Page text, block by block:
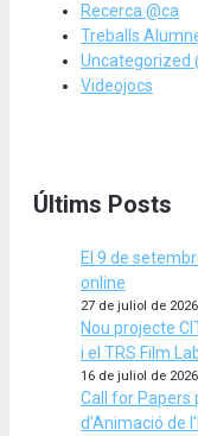
Recerca @ca
Treballs
Uncategorized
Videojocs
Últims Posts
El 9 de
online
27 de juliol de 2026
Nou projecte
i el TRS Film
16 de juliol de 2026
Call for Papers
d’Animació de